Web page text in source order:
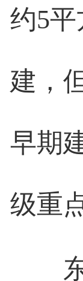
约5
建，
早期
级重
东